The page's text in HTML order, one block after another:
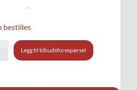
bestilles
Legg til tilbudsforespørsel